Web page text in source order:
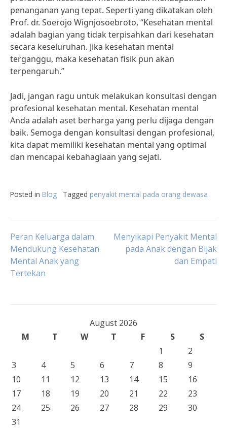
penanganan yang tepat. Seperti yang dikatakan oleh
Prof. dr. Soerojo Wignjosoebroto, “Kesehatan mental
adalah bagian yang tidak terpisahkan dari kesehatan
secara keseluruhan. Jika kesehatan mental
terganggu, maka kesehatan fisik pun akan
terpengaruh.”
Jadi, jangan ragu untuk melakukan konsultasi dengan
profesional kesehatan mental. Kesehatan mental
Anda adalah aset berharga yang perlu dijaga dengan
baik. Semoga dengan konsultasi dengan profesional,
kita dapat memiliki kesehatan mental yang optimal
dan mencapai kebahagiaan yang sejati.
Posted in Blog Tagged penyakit mental pada orang dewasa
Post
navigation
Peran Keluarga dalam
Mendukung Kesehatan
Mental Anak yang
Tertekan
Menyikapi Penyakit Mental
pada Anak dengan Bijak
dan Empati
August 2026
M
T W T F S
S
1
2
3
4 5 6 7 8
9
10
11 12 13 14 15
16
17
18 19 20 21 22
23
24
25 26 27 28 29
30
31